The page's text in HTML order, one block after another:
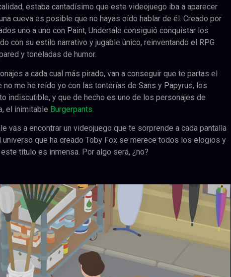
estaba cantadísimo que este videojuego iba a aparecer
cueva es posible que no hayas oído hablar de él. Creado por
uno a uno con Paint, Undertale consiguió conquistar los
con su estilo narrativo y jugable único, reinventando el RPG
y toneladas de humor.
a cada cual más pirado, van a conseguir que te partas el
me he reído yo con las tonterías de Sans y Papyrus, los
indiscutible, y que de hecho es uno de los personajes de
el inimitable Burgerpants.
vas a encontrar un videojuego que te sorprende a cada pantalla
universo que ha creado Toby Fox se merece todos los elogios y
título es inmensa. Por algo será, ¿no?